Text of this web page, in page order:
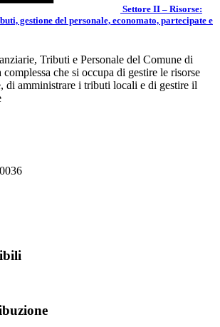
Settore II – Risorse:
gestione del personale, economato, partecipate e
Tributi e Personale del Comune di
che si occupa di gestire le risorse
di amministrare i tributi locali e di gestire il